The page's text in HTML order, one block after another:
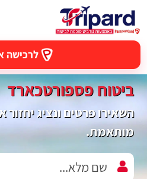
לרכישה
ביטוח פספורטכארד
השאירו פרטים ונציג
מותאמת.